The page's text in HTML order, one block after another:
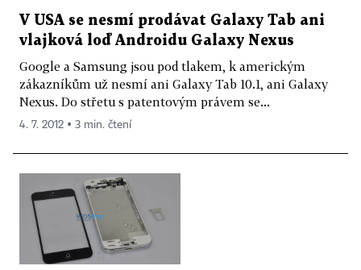
V USA se nesmí prodávat Galaxy Tab ani
vlajková loď Androidu Galaxy Nexus
Google a Samsung jsou pod tlakem, k americkým
zákazníkům už nesmí ani Galaxy Tab 10.1, ani Galaxy
Nexus. Do střetu s patentovým právem se...
4. 7. 2012 ▪ 3 min. čtení